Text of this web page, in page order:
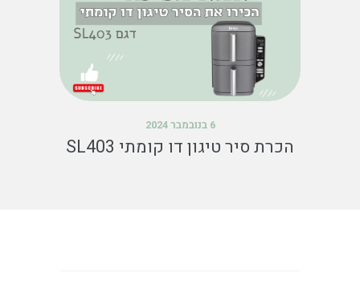
6 בנובמבר 2024
הכרת סיר טיגון דו קומתי SL403